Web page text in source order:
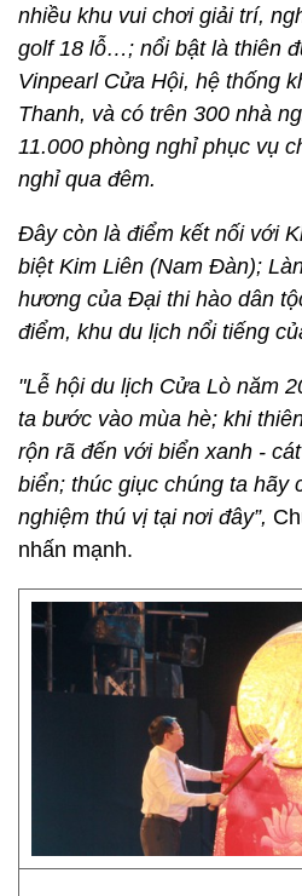
nhiều khu vui chơi giải trí,
golf 18 lỗ…; nổi bật là thiên
Vinpearl Cửa Hội, hệ thống
Thanh, và có trên 300 nhà
11.000 phòng nghỉ phục vụ
nghỉ qua đêm.
Đây còn là điểm kết nối với
biệt Kim Liên (Nam Đàn);
hương của Đại thi hào dân
điểm, khu du lịch nổi tiếng
"Lễ hội du lịch Cửa Lò năm
ta bước vào mùa hè; khi
rộn rã đến với biển xanh -
biển; thúc giục chúng ta hãy
nghiệm thú vị tại nơi đây”,
nhấn mạnh.